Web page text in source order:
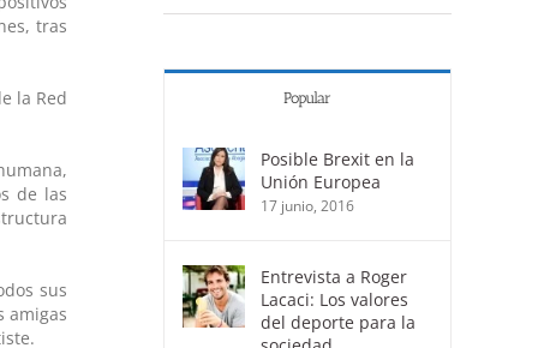
tras
la Red
de las
sus
amigas
Popular
Posible Brexit en la
Unión Europea
17 junio, 2016
Entrevista a Roger
Lacaci: Los valores
del deporte para la